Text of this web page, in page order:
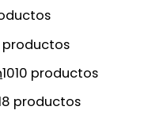
productos
1010 productos
productos